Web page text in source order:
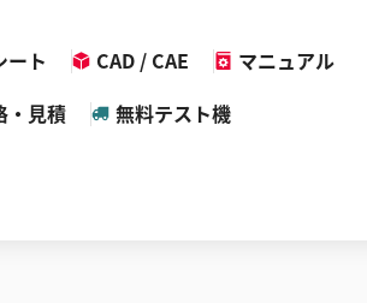
ート CAD / CAE
マニュアル
・見積
無料テスト機